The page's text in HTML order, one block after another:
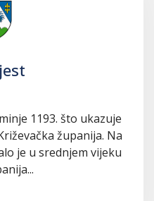
1193. što ukazuje
županija. Na
je u srednjem vijeku